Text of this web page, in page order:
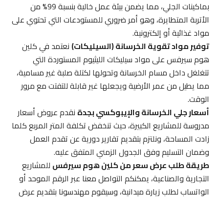
بماكينات الجلي، مما يضمن بيئة عمل خالية بنسبة 99% من
الأتربة المتطايرة، وهو أمر ضروري للمستودعات التي تحتوي على
مواد غذائية أو إلكترونية.
توفير مواد تقوية الخرسانة (السيليكات)نعتمد في كلين
هوم سيرفس على مواد سيليكات الليثيوم المستوردة التي
تتغلغل داخل مسام الخرسانة وتحولها لكتلة صلبة غير مسامية،
مما يطيل من عمر الأرضية ويجعلها غير قابلة للتفتت مع مرور
الوقت.
أسعار جلي الخرسانة والإيبوكسي بجدةنقدم عروض أسعار
مدروسة للمشاريع الكبيرة، حيث تنخفض تكلفة المتر المربع كلما
زادت المساحة، ونلتزم بتقديم تقارير دورية عن تقدم العمل
وضمان التسليم وفق الجدول الزمني المتفق عليه.
طريقة طلب عرض سعر من كلين هوم سيرفسللمشاريع
التجارية والصناعية، يمكنكم التواصل معنا عبر الرقم الموحد أو
الواتساب لطلب زيارة ميدانية، وسيقوم مهندسونا بتقديم عرض